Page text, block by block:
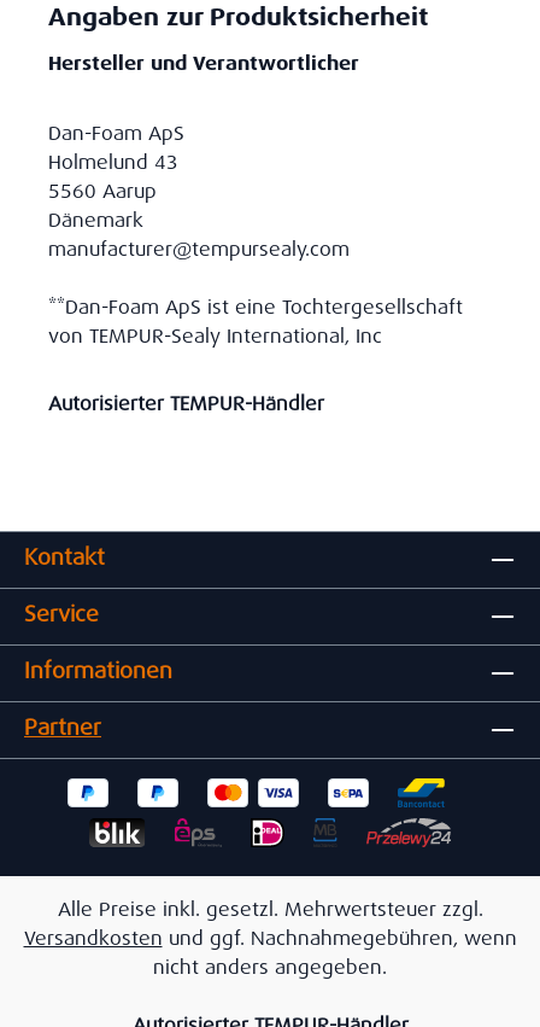
Angaben zur Produktsicherheit
Hersteller und Verantwortlicher
Dan-Foam ApS
Holmelund 43
5560 Aarup
Dänemark
manufacturer@tempursealy.com
**Dan-Foam ApS ist eine Tochtergesellschaft
von TEMPUR-Sealy International, Inc
Autorisierter TEMPUR-Händler
Kontakt
Service
Informationen
Partner
Alle Preise inkl. gesetzl. Mehrwertsteuer zzgl.
Versandkosten und ggf. Nachnahmegebühren, wenn
nicht anders angegeben.